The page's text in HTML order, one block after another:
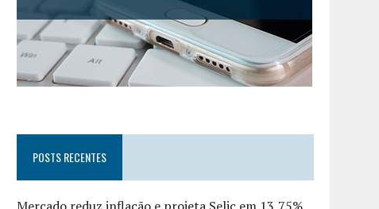
POSTS RECENTES
Mercado reduz inflação e projeta Selic em 13,75%